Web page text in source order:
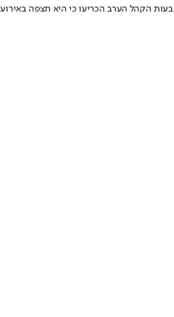
הקהל הערב הכריעו כי היא תצפה